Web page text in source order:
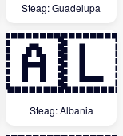
Steag: Guadelupa
🇦🇱
Steag: Albania